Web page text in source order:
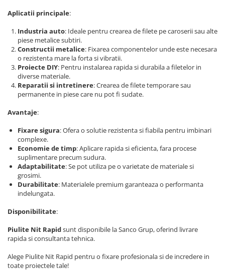
Aplicatii principale:
Industria auto: Ideale pentru crearea de filete pe caroserii sau alte
piese metalice subtiri.
Constructii metalice: Fixarea componentelor unde este necesara
o rezistenta mare la forta si vibratii.
Proiecte DIY: Pentru instalarea rapida si durabila a filetelor in
diverse materiale.
Reparatii si intretinere: Crearea de filete temporare sau
permanente in piese care nu pot fi sudate.
Avantaje:
Fixare sigura: Ofera o solutie rezistenta si fiabila pentru imbinari
complexe.
Economie de timp: Aplicare rapida si eficienta, fara procese
suplimentare precum sudura.
Adaptabilitate: Se pot utiliza pe o varietate de materiale si
grosimi.
Durabilitate: Materialele premium garanteaza o performanta
indelungata.
Disponibilitate:
Piulite Nit Rapidsunt disponibile la Sanco Grup, oferind livrare
rapida si consultanta tehnica.
Alege Piulite Nit Rapid pentru o fixare profesionala si de incredere in
toate proiectele tale!